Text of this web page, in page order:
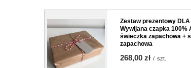
Zestaw prezentowy DLA
Wywijana czapka 100%
świeczka zapachowa +
zapachowa
268,00 zł / szt.